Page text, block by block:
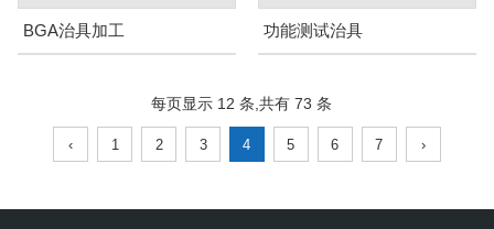
BGA治具加工 功能测试治具
每页显示 12 条,共有 73 条
‹ 1 2 3 4 5 6 7 ›